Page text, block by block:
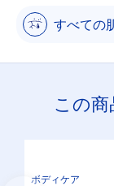
すべての
この
ボディケア